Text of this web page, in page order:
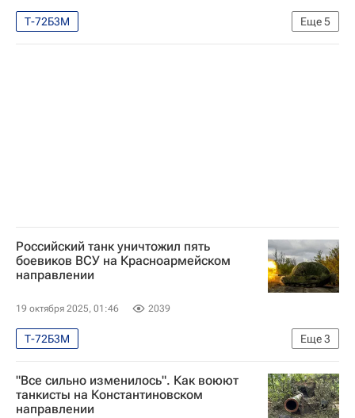
Еще5
Т-72Б3М
Специальная военная операция на Украине
Российский танк уничтожил пять
боевиков ВСУ на Красноармейском
направлении
19 октября 2025, 01:46 2039
Еще3
Т-72Б3М
Специальная военная операция на Украине
Безопасность
Вооруженные силы Украины
"Все сильно изменилось". Как воюют
танкисты на Константиновском
направлении